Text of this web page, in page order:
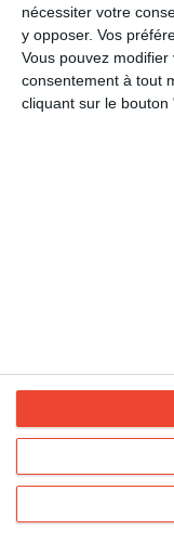
nécessiter votre
y opposer. Vos
Vous pouvez
consentement à tout
cliquant sur le bouton
Dromadaire vous
Pour connaître les